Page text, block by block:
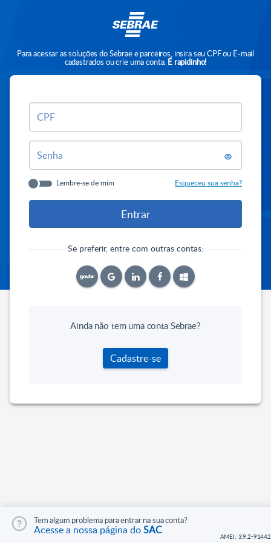
Para acessar as soluções do Sebrae e parceiros, insira seu CPF ou E-mail
cadastrados ou crie uma conta. É rapidinho!
CPF
Senha
Lembre-se de mim Esqueceu sua senha?
Se preferir, entre com outras contas:
Tem algum problema para entrar na sua conta?
Acesse a nossa página doSAC
Ainda não tem uma conta Sebrae?
Cadastre-se
AMEI: 3.9.2-91442